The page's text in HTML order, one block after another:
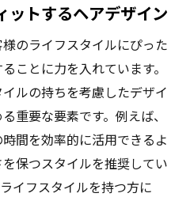
ットするヘアデザイン
のライフスタイルにぴった
ことに力を入れています。
ルの持ちを考慮したデザイ
重要な要素です。例えば、
間を効率的に活用できるよ
保つスタイルを推奨してい
イフスタイルを持つ方に